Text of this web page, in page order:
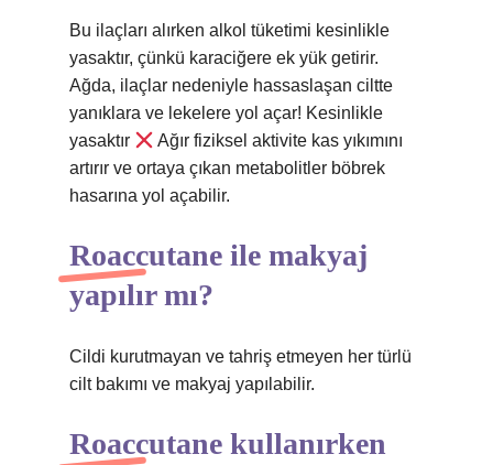
Bu ilaçları alırken alkol tüketimi kesinlikle
yasaktır, çünkü karaciğere ek yük getirir.
Ağda, ilaçlar nedeniyle hassaslaşan ciltte
yanıklara ve lekelere yol açar! Kesinlikle
yasaktır
Ağır fiziksel aktivite kas yıkımını
artırır ve ortaya çıkan metabolitler böbrek
hasarına yol açabilir.
Roaccutane ile makyaj
yapılır mı?
Cildi kurutmayan ve tahriş etmeyen her türlü
cilt bakımı ve makyaj yapılabilir.
Roaccutane kullanırken